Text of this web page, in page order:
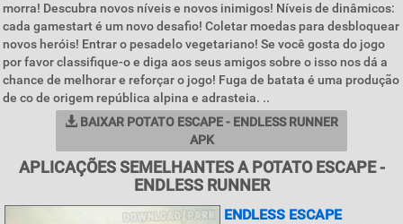
morra! Descubra novos níveis e novos inimigos! Níveis de dinâmicos:
cada gamestart é um novo desafio! Coletar moedas para desbloquear
novos heróis! Entrar o pesadelo vegetariano! Se você gosta do jogo
por favor classifique-o e diga aos seus amigos sobre o isso nos dá a
chance de melhorar e reforçar o jogo! Fuga de batata é uma produção
de co de origem república alpina e adrasteia. ..
BAIXAR POTATO ESCAPE - ENDLESS RUNNER
APK
APLICAÇÕES SEMELHANTES A POTATO ESCAPE -
ENDLESS RUNNER
ENDLESS ESCAPE